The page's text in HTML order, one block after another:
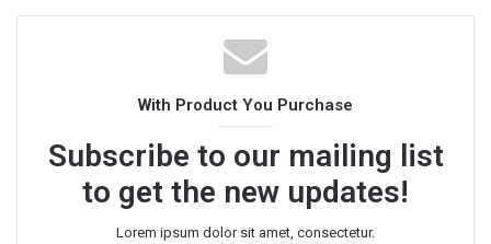
b
s
i
e
With Product You Purchase
Subscribe to our mailing list
to get the new updates!
Lorem ipsum dolor sit amet, consectetur.